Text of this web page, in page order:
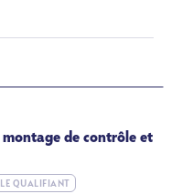
montage de contrôle et
QUALIFIANT